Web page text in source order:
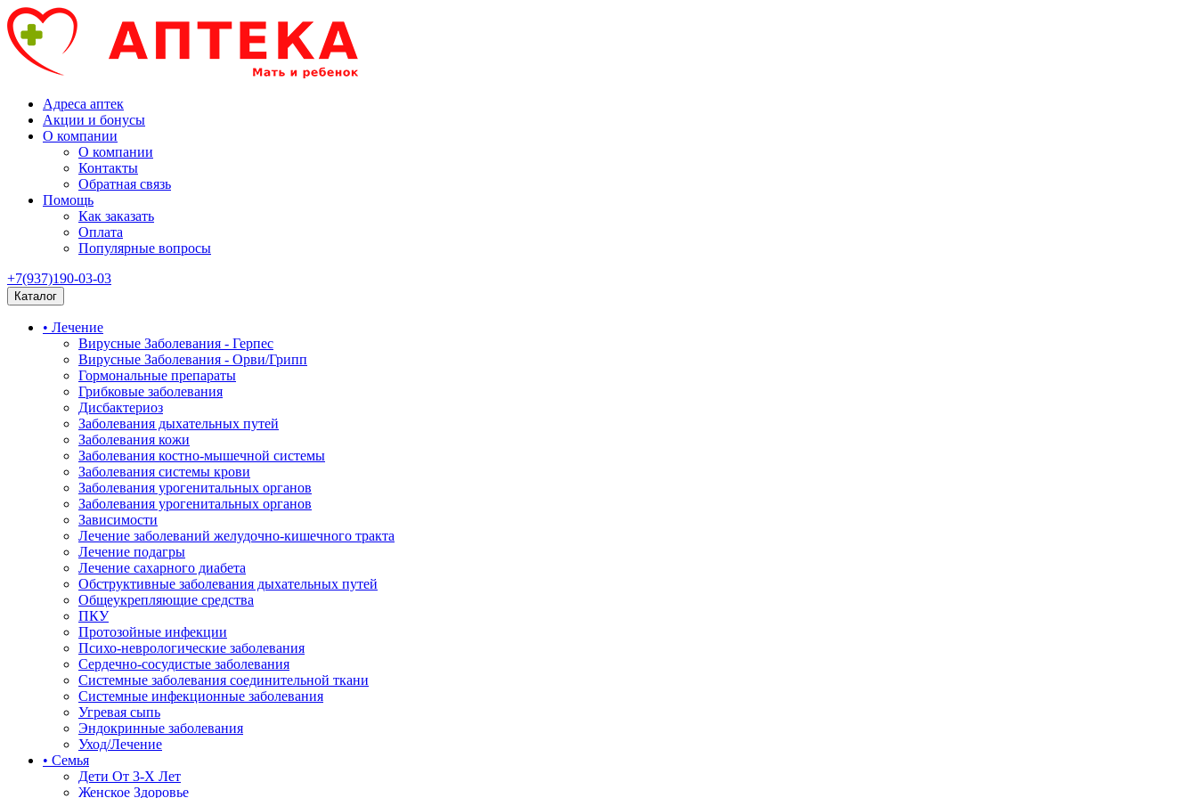
Адреса аптек
Акции и бонусы
О компании
О компании
Контакты
Обратная связь
Помощь
Как заказать
Оплата
Популярные вопросы
+7(937)190-03-03
Каталог
• Лечение
Вирусные Заболевания - Герпес
Вирусные Заболевания - Орви/Грипп
Гормональные препараты
Грибковые заболевания
Дисбактериоз
Заболевания дыхательных путей
Заболевания кожи
Заболевания костно-мышечной системы
Заболевания системы крови
Заболевания урогенитальных органов
Заболевания урогенитальных органов
Зависимости
Лечение заболеваний желудочно-кишечного тракта
Лечение подагры
Лечение сахарного диабета
Обструктивные заболевания дыхательных путей
Общеукрепляющие средства
ПКУ
Протозойные инфекции
Психо-неврологические заболевания
Сердечно-сосудистые заболевания
Системные заболевания соединительной ткани
Системные инфекционные заболевания
Угревая сыпь
Эндокринные заболевания
Уход/Лечение
• Семья
Дети От 3-Х Лет
Женское Здоровье